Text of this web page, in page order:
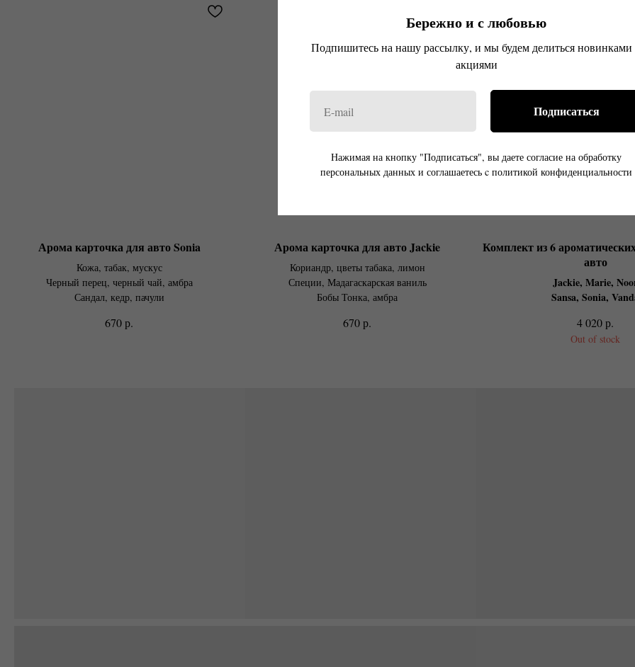
Арома карточка для авто Sonia
Кожа, табак, мускус
Черный перец, черный чай, амбра
Сандал, кедр, пачули
670р.
Арома карточка для авто Jackie
Кориандр, цветы табака, лимон
Специи, Мадагаскарская ваниль
Бобы Тонка, амбра
670р.
Комплект из 6
авто
Jackie, Marie,
Sansa, Sonia,
4 020р.
Out of stock
Бережно и с любовью
Подпишитесь на нашу рассылку, и мы будем делиться новинками
акциями
Подписаться
Нажимая на кнопку "Подписаться", вы даете согласие на обработку
персональных данных и соглашаетесь c политикой конфиденциальности